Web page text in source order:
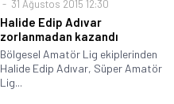
31 Ağustos 2015 12:30
Halide Edip Adıvar
zorlanmadan kazandı
Bölgesel Amatör Lig ekiplerinden
Halide Edip Adıvar, Süper Amatör
Lig...